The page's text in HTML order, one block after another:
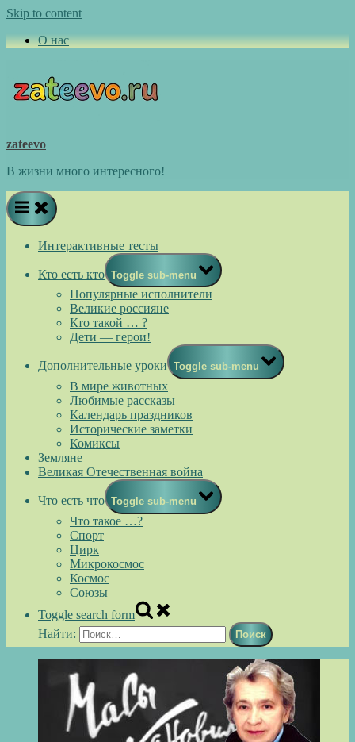
Skip to content
О нас
zateevo
В жизни много интересного!
Интерактивные тесты
Кто есть кто Toggle sub-menu
Популярные исполнители
Великие россияне
Кто такой … ?
Дети — герои!
Дополнительные уроки Toggle sub-menu
В мире животных
Любимые рассказы
Календарь праздников
Исторические заметки
Комиксы
Земляне
Великая Отечественная война
Что есть что Toggle sub-menu
Что такое …?
Спорт
Цирк
Микрокосмос
Космос
Союзы
Toggle search form
Найти: